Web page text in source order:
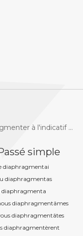
à l'indicatif ...
simple
diaphragmentai
diaphragmentas
diaphragmenta
diaphragmentâmes
diaphragmentâtes
diaphragmentèrent